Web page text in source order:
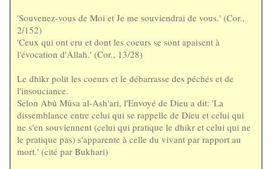
'Souvenez-vous de Moi et Je me souviendrai de vous.' (Cor.,
2/152)
'Ceux qui ont cru et dont les coeurs se sont apaisent à
l'évocation d'Allah.' (Cor., 13/28)
Le dhikr polit les coeurs et le débarrasse des péchés et de
l'insouciance.
Selon Abû Mûsa al-Ash'ari, l'Envoyé de Dieu a dit: 'La
dissemblance entre celui qui se rappelle de Dieu et celui qui
ne s'en souviennent (celui qui pratique le dhikr et celui qui ne
le pratique pas) s'apparente à celle du vivant par rapport au
mort.' (cité par Bukhari)